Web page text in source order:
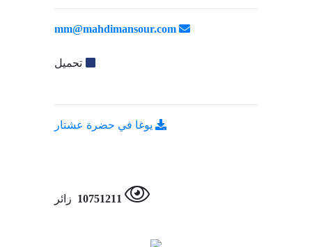
تحميل
يوغا في حضرة عشتار
10751211 زائر